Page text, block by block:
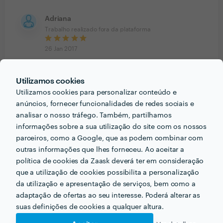
Utilizamos cookies
Utilizamos cookies para personalizar conteúdo e
anúncios, fornecer funcionalidades de redes sociais e
analisar o nosso tráfego. Também, partilhamos
informações sobre a sua utilização do site com os nossos
parceiros, como a Google, que as podem combinar com
outras informações que lhes forneceu. Ao aceitar a
política de cookies da Zaask deverá ter em consideração
que a utilização de cookies possibilita a personalização
da utilização e apresentação de serviços, bem como a
adaptação de ofertas ao seu interesse. Poderá alterar as
suas definições de cookies a qualquer altura.
Adriana
Trabalho realizado fora da plataforma
26 Jan 2017
Mesmo estando nós a kilómetros de distância, sempre
esteve disponível e preencheu perfeitamente as
nossas expetativas em relação ao pedido. Obrigada.
Resposta de KN Creative Design e Web
31 Jan 2017
A distÃ¢ncia nÃ£o Ã© uma entrave :)
Solange de Azevedo
20 Jan 2017
Minuciosa, dedicada e muito cumpridora. Satisfaz por